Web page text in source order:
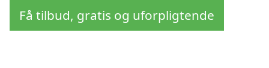
Få tilbud, gratis og uforpligtende